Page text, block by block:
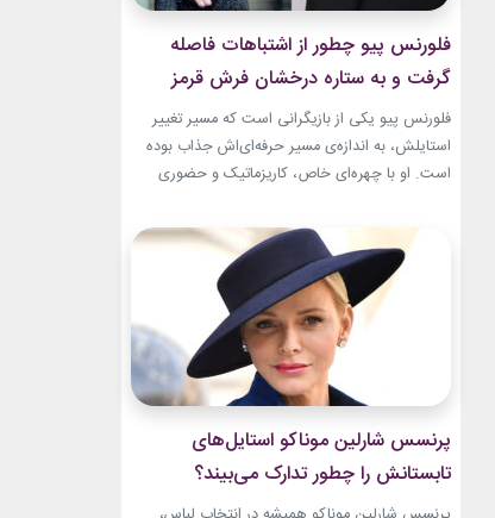
فلورنس پیو چطور از اشتباهات فاصله
گرفت و به ستاره درخشان فرش قرمز
تبدیل شد؟
فلورنس پیو یکی از بازیگرانی است که مسیر تغییر
استایلش، به اندازه‌ی مسیر حرفه‌ای‌اش جذاب بوده
است. او با چهره‌ای خاص، کاریزماتیک و حضوری
سال‌های ابتدایی فعالیتش هنوز زبان شخصی خود را
در مد پیدا نکرده بود.لینک پیشنهادیگیاهان
آپارتمانیجدیدترین کالکشن 2026 دستبند نقره
پاندوراخرید اکسسوری...
پرنسس شارلین موناکو استایل‌های
تابستانش را چطور تدارک می‌بیند؟